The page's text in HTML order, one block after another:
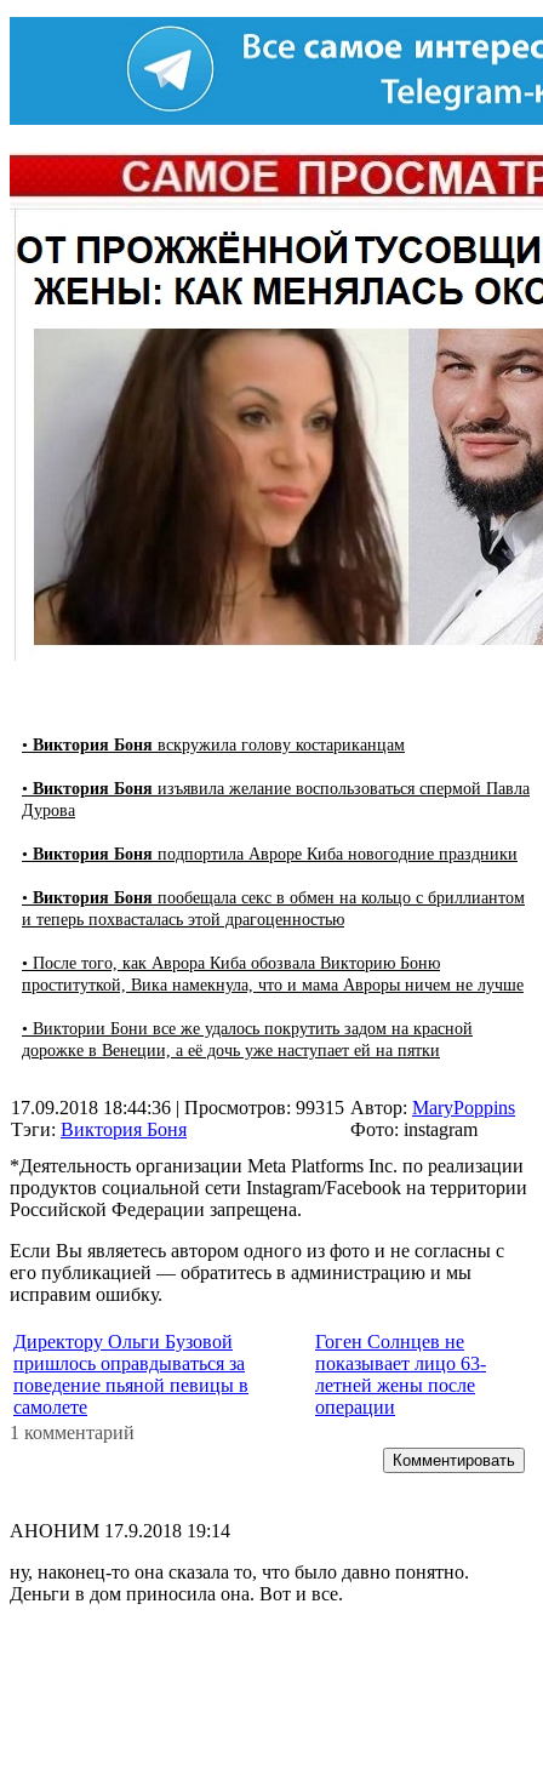
• Виктория Боня вскружила голову костариканцам
• Виктория Боня изъявила желание воспользоваться спермой Павла
Дурова
• Виктория Боня подпортила Авроре Киба новогодние праздники
• Виктория Боня пообещала секс в обмен на кольцо с бриллиантом
и теперь похвасталась этой драгоценностью
• После того, как Аврора Киба обозвала Викторию Боню
проституткой, Вика намекнула, что и мама Авроры ничем не лучше
• Виктории Бони все же удалось покрутить задом на красной
дорожке в Венеции, а её дочь уже наступает ей на пятки
17.09.2018 18:44:36 | Просмотров: 99315
Тэги: Виктория Боня
Автор: MaryPoppins
Фото: instagram
*Деятельность организации Meta Platforms Inc. по реализации
продуктов социальной сети Instagram/Facebook на территории
Российской Федерации запрещена.
Если Вы являетесь автором одного из фото и не согласны с
его публикацией — обратитесь в администрацию и мы
исправим ошибку.
Директору Ольги Бузовой
пришлось оправдываться за
поведение пьяной певицы в
самолете
Гоген Солнцев не
показывает лицо 63-
летней жены после
операции
1 комментарий
Комментировать
АНОНИМ 17.9.2018 19:14
ну, наконец-то она сказала то, что было давно понятно.
Деньги в дом приносила она. Вот и все.